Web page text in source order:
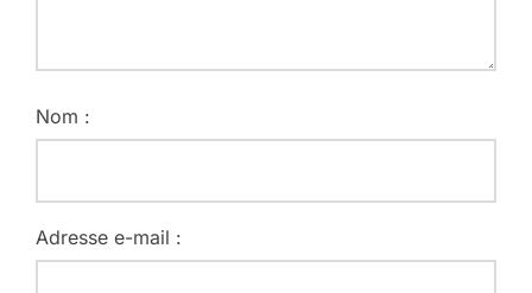
Nom :
Adresse e-mail :